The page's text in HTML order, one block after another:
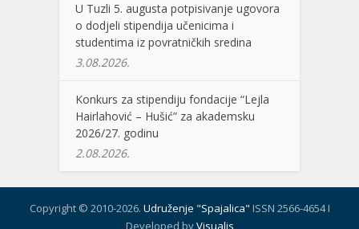
U Tuzli 5. augusta potpisivanje ugovora
o dodjeli stipendija učenicima i
studentima iz povratničkih sredina
3.08.2026.
Konkurs za stipendiju fondacije “Lejla
Hairlahović – Hušić” za akademsku
2026/27. godinu
2.08.2026.
Copyright © 2010-2026. Udruženje "Spajalica" ISSN 2566-4654 I
Developed byVisualis